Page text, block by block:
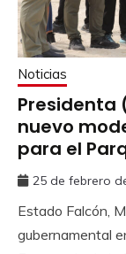
Noticias
Presidenta
nuevo
para el
25 de febrero
Estado Falcón,
gubernamental